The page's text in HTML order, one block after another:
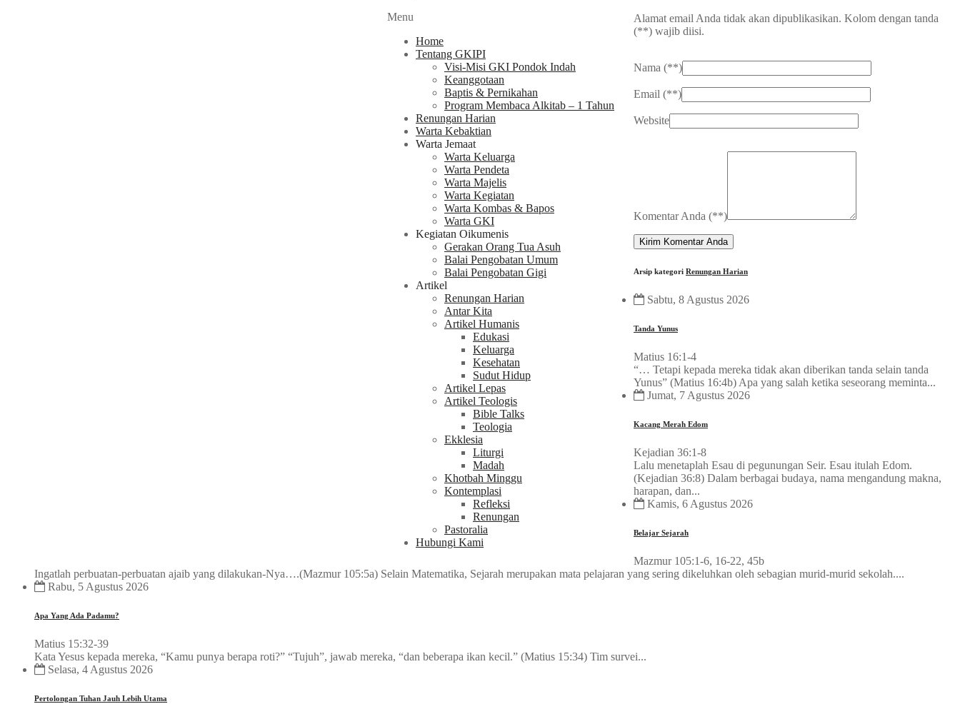
Menu
Home
Tentang GKIPI
Visi-Misi GKI Pondok Indah
Keanggotaan
Baptis & Pernikahan
Program Membaca Alkitab – 1 Tahun
Renungan Harian
Warta Kebaktian
Warta Jemaat
Warta Keluarga
Warta Pendeta
Warta Majelis
Warta Kegiatan
Warta Kombas & Bapos
Warta GKI
Kegiatan Oikumenis
Gerakan Orang Tua Asuh
Balai Pengobatan Umum
Balai Pengobatan Gigi
Artikel
Renungan Harian
Antar Kita
Artikel Humanis
Edukasi
Keluarga
Kesehatan
Sudut Hidup
Artikel Lepas
Artikel Teologis
Bible Talks
Teologia
Ekklesia
Liturgi
Madah
Khotbah Minggu
Kontemplasi
Refleksi
Renungan
Pastoralia
Hubungi Kami
Alamat email Anda tidak akan dipublikasikan. Kolom dengan tanda
(**) wajib diisi.
Nama (**)
Email (**)
Website
Komentar Anda (**)
Arsip kategori Renungan Harian
Sabtu, 8 Agustus 2026
Tanda Yunus
Matius 16:1-4
“… Tetapi kepada mereka tidak akan diberikan tanda selain tanda
Yunus” (Matius 16:4b) Apa yang salah ketika seseorang meminta...
Jumat, 7 Agustus 2026
Kacang Merah Edom
Kejadian 36:1-8
Lalu menetaplah Esau di pegunungan Seir. Esau itulah Edom.
(Kejadian 36:8) Dalam berbagai budaya, nama mengandung makna,
harapan, dan...
Kamis, 6 Agustus 2026
Belajar Sejarah
Mazmur 105:1-6, 16-22, 45b
Ingatlah perbuatan-perbuatan ajaib yang dilakukan-Nya….(Mazmur 105:5a) Selain Matematika, Sejarah merupakan mata pelajaran yang sering dikeluhkan oleh sebagian murid-murid sekolah....
Rabu, 5 Agustus 2026
Apa Yang Ada Padamu?
Matius 15:32-39
Kata Yesus kepada mereka, “Kamu punya berapa roti?” “Tujuh”, jawab mereka, “dan beberapa ikan kecil.” (Matius 15:34) Tim survei...
Selasa, 4 Agustus 2026
Pertolongan Tuhan Jauh Lebih Utama